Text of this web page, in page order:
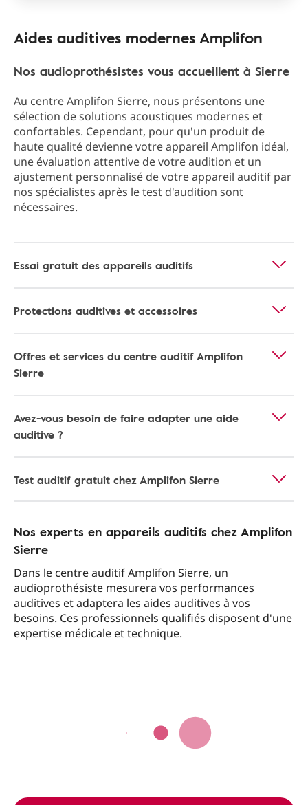
Aides auditives modernes Amplifon
Nos audioprothésistes vous accueillent à Sierre
Au centre Amplifon Sierre, nous présentons une
sélection de solutions acoustiques modernes et
confortables. Cependant, pour qu'un produit de
haute qualité devienne votre appareil Amplifon idéal,
une évaluation attentive de votre audition et un
ajustement personnalisé de votre appareil auditif par
nos spécialistes après le test d'audition sont
nécessaires.
Essai gratuit des appareils auditifs
Protections auditives et accessoires
Offres et services du centre auditif Amplifon
Sierre
Avez-vous besoin de faire adapter une aide
auditive ?
Test auditif gratuit chez Amplifon Sierre
Nos experts en appareils auditifs chez Amplifon
Sierre
Dans le centre auditif Amplifon Sierre, un
audioprothésiste mesurera vos performances
auditives et adaptera les aides auditives à vos
besoins. Ces professionnels qualifiés disposent d'une
expertise médicale et technique.